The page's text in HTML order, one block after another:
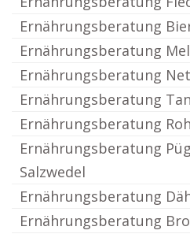
Ernährungsberatung
Ernährungsberatung
Ernährungsberatung
Ernährungsberatung
Ernährungsberatung
Ernährungsberatung
Salzwedel
Ernährungsberatung
Ernährungsberatung